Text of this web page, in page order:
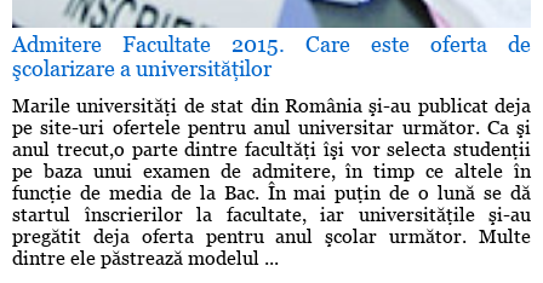
Admitere Facultate 2015. Care este oferta de
şcolarizare a universităţilor
Marile universităţi de stat din România şi-au publicat deja
pe site-uri ofertele pentru anul universitar următor. Ca şi
anul trecut,o parte dintre facultăţi îşi vor selecta studenţii
pe baza unui examen de admitere, în timp ce altele în
funcţie de media de la Bac. În mai puţin de o lună se dă
startul înscrierilor la facultate, iar universităţile şi-au
pregătit deja oferta pentru anul şcolar următor. Multe
dintre ele păstrează modelul ...